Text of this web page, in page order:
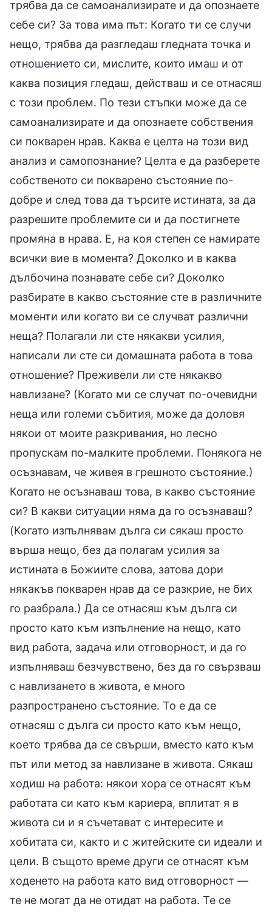
трябва да се самоанализирате и да опознаете
себе си? За това има път: Когато ти се случи
нещо, трябва да разгледаш гледната точка и
отношението си, мислите, които имаш и от
каква позиция гледаш, действаш и се отнасяш
с този проблем. По тези стъпки може да се
самоанализирате и да опознаете собствения
си покварен нрав. Каква е целта на този вид
анализ и самопознание? Целта е да разберете
собственото си покварено състояние по-
добре и след това да търсите истината, за да
разрешите проблемите си и да постигнете
промяна в нрава. Е, на коя степен се намирате
всички вие в момента? Доколко и в каква
дълбочина познавате себе си? Доколко
разбирате в какво състояние сте в различните
моменти или когато ви се случват различни
неща? Полагали ли сте някакви усилия,
написали ли сте си домашната работа в това
отношение? Преживели ли сте някакво
навлизане? (Когато ми се случат по-очевидни
неща или големи събития, може да доловя
някои от моите разкривания, но лесно
пропускам по-малките проблеми. Понякога не
осъзнавам, че живея в грешното състояние.)
Когато не осъзнаваш това, в какво състояние
си? В какви ситуации няма да го осъзнаваш?
(Когато изпълнявам дълга си сякаш просто
върша нещо, без да полагам усилия за
истината в Божиите слова, затова дори
някакъв покварен нрав да се разкрие, не бих
го разбрала.) Да се отнасяш към дълга си
просто като към изпълнение на нещо, като
вид работа, задача или отговорност, и да го
изпълняваш безчувствено, без да го свързваш
с навлизането в живота, е много
разпространено състояние. То е да се
отнасяш с дълга си просто като към нещо,
което трябва да се свърши, вместо като към
път или метод за навлизане в живота. Сякаш
ходиш на работа: някои хора се отнасят към
работата си като към кариера, вплитат я в
живота си и я съчетават с интересите и
хобитата си, както и с житейските си идеали и
цели. В същото време други се отнасят към
ходенето на работа като вид отговорност —
те не могат да не отидат на работа. Те се